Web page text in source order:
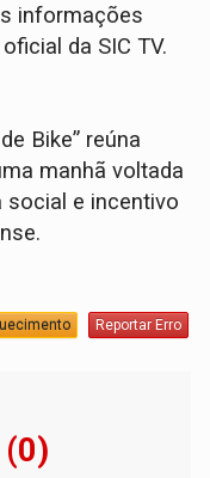
informações
da SIC TV.
Bike” reúna
manhã voltada
social e incentivo
Reportar Erro